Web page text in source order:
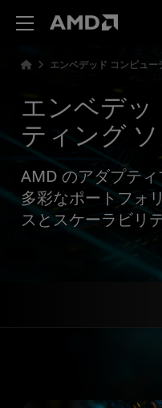
エンベデッド コンピュ
エンベデッ
ティング
AMD のアダプティ
多彩なポートフォ
スとスケーラビリ